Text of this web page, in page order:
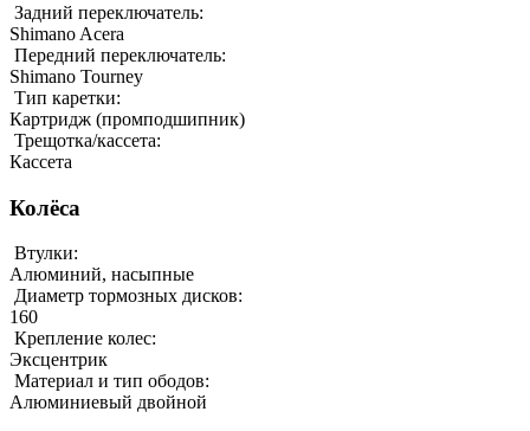
Задний переключатель:
Shimano Acera
Передний переключатель:
Shimano Tourney
Тип каретки:
Картридж (промподшипник)
Трещотка/кассета:
Кассета
Колёса
Втулки:
Алюминий, насыпные
Диаметр тормозных дисков:
160
Крепление колес:
Эксцентрик
Материал и тип ободов:
Алюминиевый двойной